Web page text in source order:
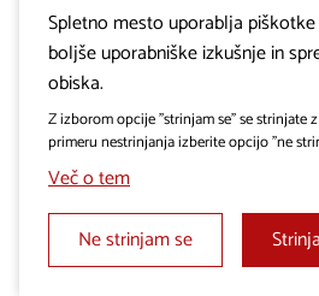
TURISTIČNE SOBE IN APARTMAJI
Prenočišča Pri
Spletno mesto uporablja
boljše uporabniške izkušnje in
obiska.
Z izborom opcije "strinjam se" se strinjate
primeru nestrinjanja izberite opcijo "ne
Več o tem
Ne strinjam se